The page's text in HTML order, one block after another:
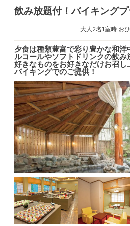
飲み放題付！バイキング
大人 2名1室時 お
夕食は種類豊富で彩り豊かな和
ルコールやソフトドリンクの飲
好きなものをお好きなだけお召
バイキングでのご提供！